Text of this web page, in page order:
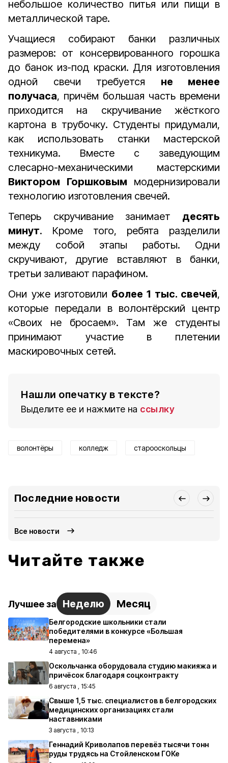
небольшое количество питья или пищи в
металлической таре.
Учащиеся собирают банки различных
размеров: от консервированного горошка
до банок из-под краски. Для изготовления
одной свечи требуется не менее
получаса, причём большая часть времени
приходится на скручивание жёсткого
картона в трубочку. Студенты придумали,
как использовать станки мастерской
техникума. Вместе с заведующим
слесарно-механическими мастерскими
Виктором Горшковым модернизировали
технологию изготовления свечей.
Теперь скручивание занимает десять
минут. Кроме того, ребята разделили
между собой этапы работы. Одни
скручивают, другие вставляют в банки,
третьи заливают парафином.
Они уже изготовили более 1 тыс. свечей,
которые передали в волонтёрский центр
«Своих не бросаем». Там же студенты
принимают участие в плетении
маскировочных сетей.
Нашли опечатку в тексте?
Выделите ее и нажмите на ссылку
волонтёры колледж старооскольцы
Последние новости
Все новости
Читайте также
Лучшее за Неделю Месяц
Белгородские школьники стали
победителями в конкурсе «Большая
перемена»
4 августа , 10:46
Оскольчанка оборудовала студию макияжа и
причёсок благодаря соцконтракту
6 августа , 15:45
Свыше 1,5 тыс. специалистов в белгородских
медицинских организациях стали
наставниками
3 августа , 10:13
Геннадий Криволапов перевёз тысячи тонн
руды трудясь на Стойленском ГОКе